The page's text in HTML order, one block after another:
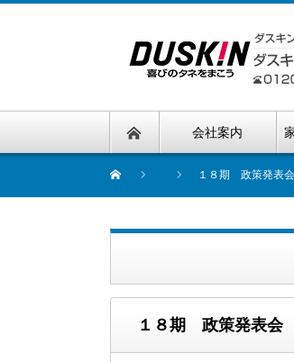
会社案内
１８期 政策発表会
１８期 政策発表会